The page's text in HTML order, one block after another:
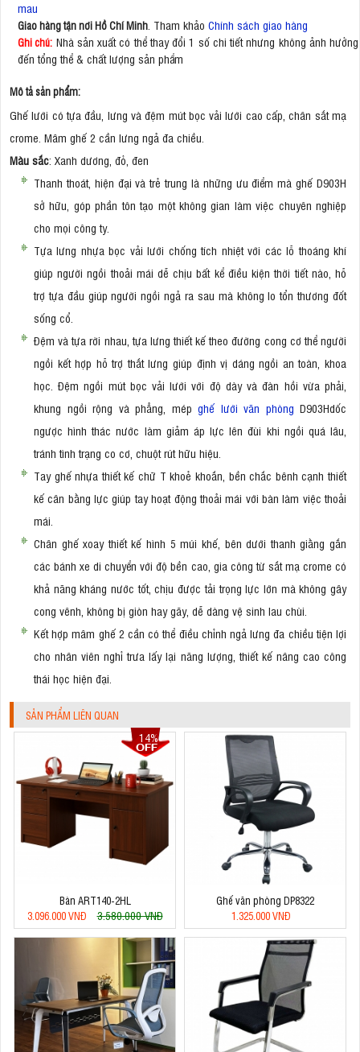
mau
Giao hàng tận nơi Hồ Chí Minh . Tham khảo Chính sách giao hàng
Ghi chú: Nhà sản xuất có thể thay đổi 1 số chi tiết nhưng không ảnh hưởng
đến tổng thể & chất lượng sản phẩm
Mô tả sản phẩm:
Ghế lưới có tựa đầu, lưng và đệm mút bọc vải lưới cao cấp, chân sắt mạ
crome. Mâm ghế 2 cần lưng ngả đa chiều.
Màu sắc: Xanh dương, đỏ, đen
Thanh thoát, hiện đại và trẻ trung là những ưu điểm mà ghế D903H
sở hữu, góp phần tôn tạo một không gian làm việc chuyên nghiệp
cho mọi công ty.
Tựa lưng nhựa bọc vải lưới chống tích nhiệt với các lỗ thoáng khí
giúp người ngồi thoải mái dễ chịu bất kể điều kiện thời tiết nào, hỗ
trợ tựa đầu giúp người ngồi ngả ra sau mà không lo tổn thương đốt
sống cổ.
Đệm và tựa rời nhau, tựa lưng thiết kế theo đường cong cơ thể người
ngồi kết hợp hỗ trợ thắt lưng giúp định vị dáng ngồi an toàn, khoa
học. Đệm ngồi mút bọc vải lưới với độ dày và đàn hồi vừa phải,
khung ngồi rộng và phẳng, mép ghế lưới văn phòng D903Hdốc
ngược hình thác nước làm giảm áp lực lên đùi khi ngồi quá lâu,
tránh tình trạng co cơ, chuột rút hữu hiệu.
Tay ghế nhựa thiết kế chữ T khoẻ khoắn, bền chắc bênh cạnh thiết
kế cân bằng lực giúp tay hoạt động thoải mái với bàn làm việc thoải
mái.
Chân ghế xoay thiết kế hình 5 múi khế, bên dưới thanh giằng gắn
các bánh xe di chuyển với độ bền cao, gia công từ sắt mạ crome có
khả năng kháng nước tốt, chịu được tải trọng lực lớn mà không gây
cong vênh, không bị giòn hay gãy, dễ dàng vệ sinh lau chùi.
Kết hợp mâm ghế 2 cần có thể điều chỉnh ngả lưng đa chiều tiện lợi
cho nhân viên nghỉ trưa lấy lại năng lượng, thiết kế nâng cao công
thái học hiện đại.
SẢN PHẨM LIÊN QUAN
14%
Bàn ART140-2HL
3.096.000 VNĐ
3.580.000 VNĐ
Ghế văn phòng DP8322
1.325.000 VNĐ